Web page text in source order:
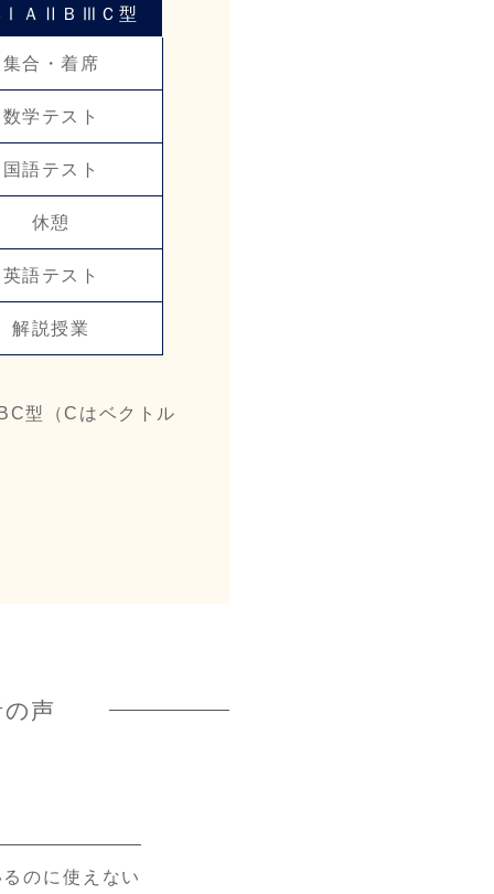
ⅠＡⅡＢⅢＣ型
集合・着席
数学テスト
国語テスト
休憩
英語テスト
解説授業
型（Cはベクトル
声
のに使えない